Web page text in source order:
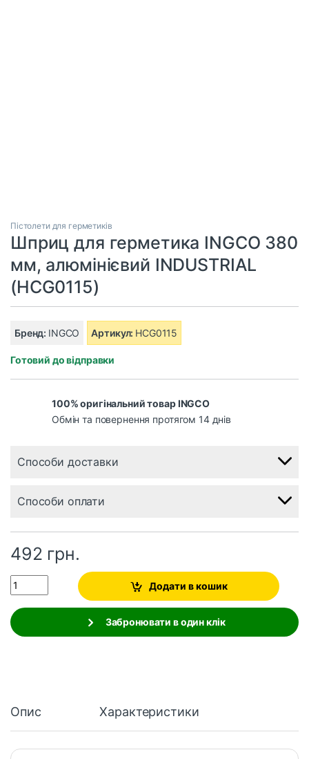
Пістолети для герметиків
Шприц для герметика INGCO 380
мм, алюмінієвий INDUSTRIAL
(HCG0115)
Бренд: INGCO Артикул: HCG0115
Готовий до відправки
100% оригінальний товар INGCO
Обмін та повернення протягом 14 днів
Способи доставки
Способи оплати
492 грн.
Quantity
Додати в кошик
Забронювати в один клік
Опис Характеристики